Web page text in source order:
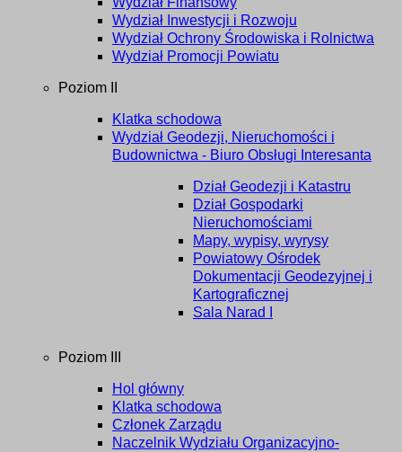
Wydział Inwestycji i Rozwoju
Wydział Ochrony Środowiska i Rolnictwa
Wydział Promocji Powiatu
Poziom II
Klatka schodowa
Wydział Geodezji, Nieruchomości i
Budownictwa - Biuro Obsługi Interesanta
Dział Geodezji i Katastru
Dział Gospodarki
Nieruchomościami
Mapy, wypisy, wyrysy
Powiatowy Ośrodek
Dokumentacji Geodezyjnej i
Kartograficznej
Sala Narad I
Poziom III
Hol główny
Klatka schodowa
Członek Zarządu
Naczelnik Wydziału Organizacyjno-